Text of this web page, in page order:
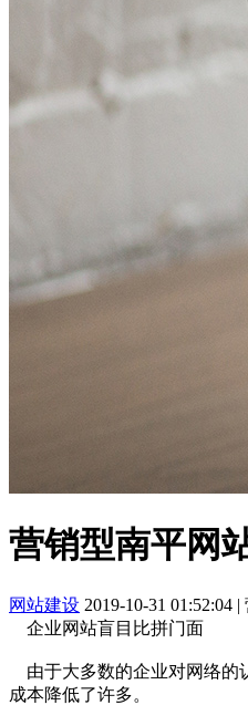
营销型南平网
网站建设 2019-10-31 01:52:04 |
企业网站盲目比拼门面
由于大多数的企业对网络的
成本降低了许多。